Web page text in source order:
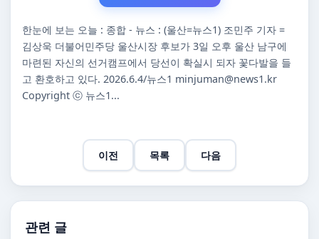
한눈에 보는 오늘 : 종합 - 뉴스 : (울산=뉴스1) 조민주 기자 =
김상욱 더불어민주당 울산시장 후보가 3일 오후 울산 남구에
마련된 자신의 선거캠프에서 당선이 확실시 되자 꽃다발을 들
고 환호하고 있다. 2026.6.4/뉴스1 minjuman@news1.kr
Copyright ⓒ 뉴스1...
이전 목록 다음
관련 글